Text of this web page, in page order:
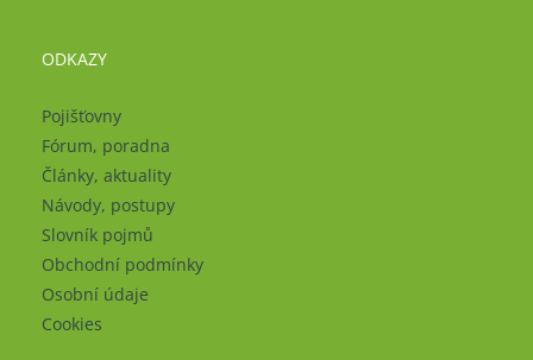
ODKAZY
Pojišťovny
Fórum, poradna
Články, aktuality
Návody, postupy
Slovník pojmů
Obchodní podmínky
Osobní údaje
Cookies